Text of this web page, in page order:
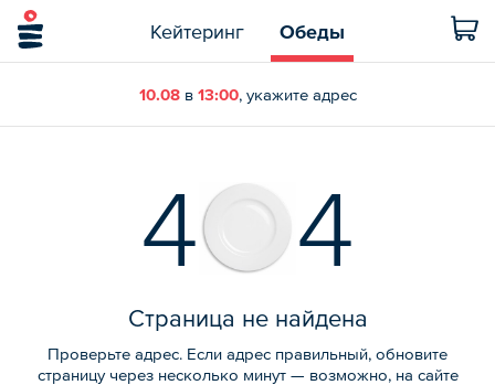
Кейтеринг Обеды
10.08в 13:00, укажите адрес
4 4
Страница не найдена
Проверьте адрес. Если адрес правильный, обновите
страницу через несколько минут — возможно, на сайте